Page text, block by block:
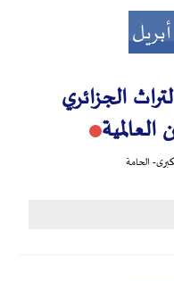
أبريل
الجزائري
الحامة